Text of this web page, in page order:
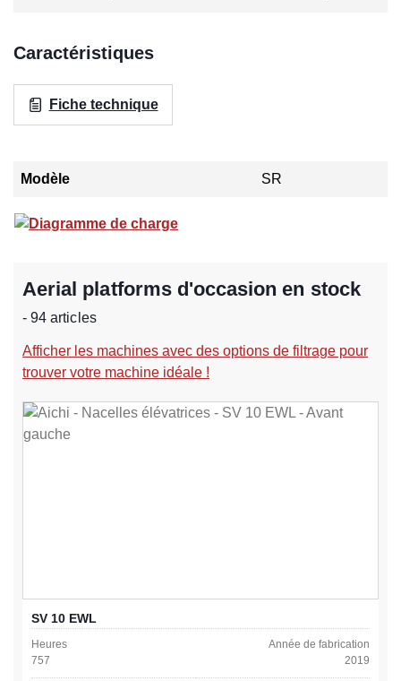
Caractéristiques
Fiche technique
Modèle SR
Diagramme de charge
Aerial platforms d'occasion en stock
- 94 articles
Afficher les machines avec des options de filtrage pour
trouver votre machine idéale !
SV 10 EWL
Heures
757
Année de fabrication
2019